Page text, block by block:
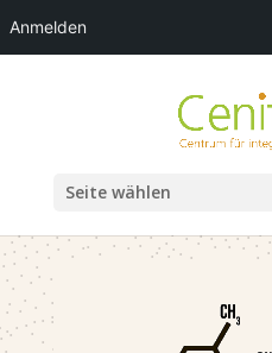
Anmelden
Seite wählen